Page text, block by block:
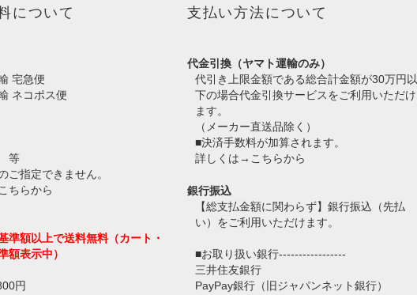
について
宅急便
ネコポス便
等
指定できません。
ちらから
準額以上で送料無料（カート・
額表示中）
円
支払い方法について
代金引換（ヤマト運輸のみ）
代引き上限金額である総合計金額が30万円以
下の場合代金引換サービスをご利用いただけ
ます。
（メーカー直送品除く）
■決済手数料が加算されます。
詳しくは→ こちらから
銀行振込
【総支払金額に関わらず】銀行振込（先払
い）をご利用いただけます。
■お取り扱い銀行-----------------
三井住友銀行
PayPay銀行（旧ジャパンネット銀行）